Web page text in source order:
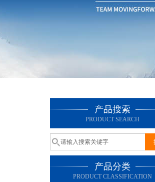
产品搜索
PRODUCT SEARCH
产品分类
PRODUCT CLASSIFICATION